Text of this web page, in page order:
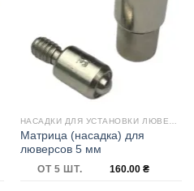
НАСАДКИ ДЛЯ УСТАНОВКИ ЛЮВЕРСОВ
Матрица (насадка) для
люверсов 5 мм
ОТ 5 ШТ. 160.00 ₴